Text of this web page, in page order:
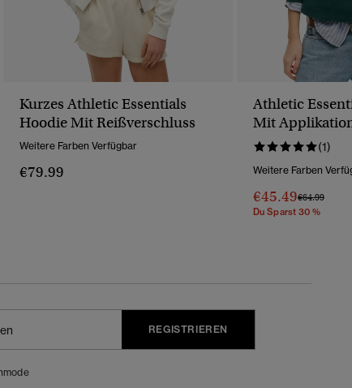
Kurzes Athletic Essentials
Hoodie Mit Reißverschluss
Weitere Farben Verfügbar
€79.99
Athletic
Mit
(1)
Weitere Farben
€45.49Preis Wurde
€64.99Bis
Du Sparst 30 %
REGISTRIEREN